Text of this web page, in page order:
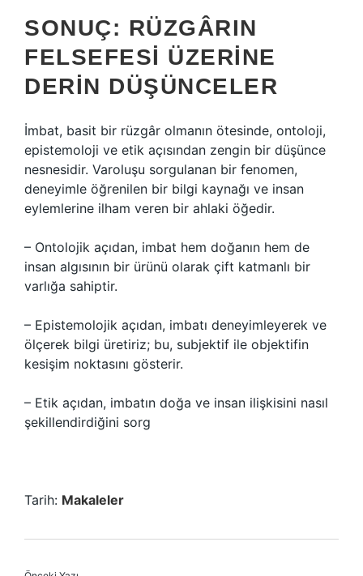
SONUÇ: RÜZGÂRIN
FELSEFESI ÜZERINE
DERIN DÜŞÜNCELER
İmbat, basit bir rüzgâr olmanın ötesinde, ontoloji,
epistemoloji ve etik açısından zengin bir düşünce
nesnesidir. Varoluşu sorgulanan bir fenomen,
deneyimle öğrenilen bir bilgi kaynağı ve insan
eylemlerine ilham veren bir ahlaki öğedir.
– Ontolojik açıdan, imbat hem doğanın hem de
insan algısının bir ürünü olarak çift katmanlı bir
varlığa sahiptir.
– Epistemolojik açıdan, imbatı deneyimleyerek ve
ölçerek bilgi üretiriz; bu, subjektif ile objektifin
kesişim noktasını gösterir.
– Etik açıdan, imbatın doğa ve insan ilişkisini nasıl
şekillendirdiğini sorg
Tarih: Makaleler